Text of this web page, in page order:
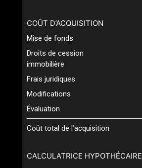
CALCULATRICE HYPOTHÉCAIRE
COÛT D’ACQUISITION
Mise de fonds
Droits de cession
immobilière
Frais juridiques
Modifications
Évaluation
Coût total de l’acquisition